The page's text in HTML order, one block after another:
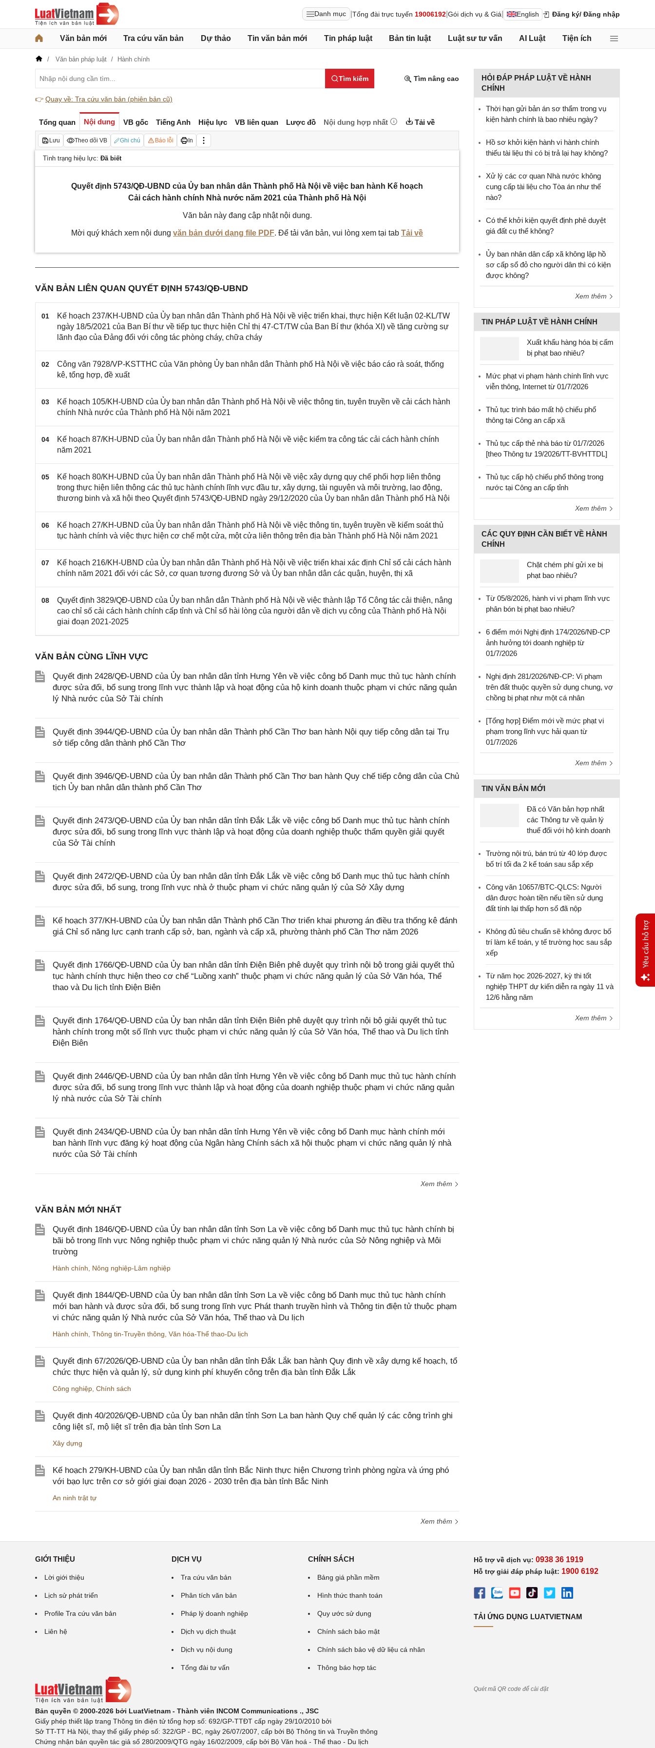
Danh mục Tổng đài trực tuyến 19006192 Gói dịch vụ & Giá English Đăng ký/ Đăng nhập
Văn bản mới Tra cứu văn bản Dự thảo Tin văn bản mới Tin pháp luật Bản tin luật Luật sư tư vấn AI Luật Tiện ích
Văn bản pháp luật Hành chính
Tìm kiếm Tìm nâng cao
👉 Quay về: Tra cứu văn bản (phiên bản cũ)
Tổng quan Nội dung VB gốc Tiếng Anh Hiệu lực VB liên quan Lược đồ Nội dung hợp nhất Tải về
Lưu Theo dõi VB Ghi chú Báo lỗi In
Tình trạng hiệu lực: Đã biết
Quyết định 5743/QĐ-UBND của Ủy ban nhân dân Thành phố Hà Nội về việc ban hành Kế hoạch
Cải cách hành chính Nhà nước năm 2021 của Thành phố Hà Nội
Văn bản này đang cập nhật nội dung.
Mời quý khách xem nội dung văn bản dưới dạng file PDF. Để tải văn bản, vui lòng xem tại tab Tải về
VĂN BẢN LIÊN QUAN QUYẾT ĐỊNH 5743/QĐ-UBND
01
Kế hoạch 237/KH-UBND của Ủy ban nhân dân Thành phố Hà Nội về việc triển khai, thực hiện Kết luận 02-KL/TW
ngày 18/5/2021 của Ban Bí thư về tiếp tục thực hiện Chỉ thị 47-CT/TW của Ban Bí thư (khóa XI) về tăng cường sự
lãnh đạo của Đảng đối với công tác phòng cháy, chữa cháy
02
Công văn 7928/VP-KSTTHC của Văn phòng Ủy ban nhân dân Thành phố Hà Nội về việc báo cáo rà soát, thống
kê, tổng hợp, đề xuất
03
Kế hoạch 105/KH-UBND của Ủy ban nhân dân Thành phố Hà Nội về việc thông tin, tuyên truyền về cải cách hành
chính Nhà nước của Thành phố Hà Nội năm 2021
04
Kế hoạch 87/KH-UBND của Ủy ban nhân dân Thành phố Hà Nội về việc kiểm tra công tác cải cách hành chính
năm 2021
05
Kế hoạch 80/KH-UBND của Ủy ban nhân dân Thành phố Hà Nội về việc xây dựng quy chế phối hợp liên thông
trong thực hiện liên thông các thủ tục hành chính lĩnh vực đầu tư, xây dựng, tài nguyên và môi trường, lao động,
thương binh và xã hội theo Quyết định 5743/QĐ-UBND ngày 29/12/2020 của Ủy ban nhân dân Thành phố Hà Nội
06
Kế hoạch 27/KH-UBND của Ủy ban nhân dân Thành phố Hà Nội về việc thông tin, tuyên truyền về kiểm soát thủ
tục hành chính và việc thực hiện cơ chế một cửa, một cửa liên thông trên địa bàn Thành phố Hà Nội năm 2021
07
Kế hoạch 216/KH-UBND của Ủy ban nhân dân Thành phố Hà Nội về việc triển khai xác định Chỉ số cải cách hành
chính năm 2021 đối với các Sở, cơ quan tương đương Sở và Ủy ban nhân dân các quận, huyện, thị xã
08
Quyết định 3829/QĐ-UBND của Ủy ban nhân dân Thành phố Hà Nội về việc thành lập Tổ Công tác cải thiện, nâng
cao chỉ số cải cách hành chính cấp tỉnh và Chỉ số hài lòng của người dân về dịch vụ công của Thành phố Hà Nội
giai đoạn 2021-2025
VĂN BẢN CÙNG LĨNH VỰC
Quyết định 2428/QĐ-UBND của Ủy ban nhân dân tỉnh Hưng Yên về việc công bố Danh mục thủ tục hành chính
được sửa đổi, bổ sung trong lĩnh vực thành lập và hoạt động của hộ kinh doanh thuộc phạm vi chức năng quản
lý Nhà nước của Sở Tài chính
Quyết định 3944/QĐ-UBND của Ủy ban nhân dân Thành phố Cần Thơ ban hành Nội quy tiếp công dân tại Trụ
sở tiếp công dân thành phố Cần Thơ
Quyết định 3946/QĐ-UBND của Ủy ban nhân dân Thành phố Cần Thơ ban hành Quy chế tiếp công dân của Chủ
tịch Ủy ban nhân dân thành phố Cần Thơ
Quyết định 2473/QĐ-UBND của Ủy ban nhân dân tỉnh Đắk Lắk về việc công bố Danh mục thủ tục hành chính
được sửa đổi, bổ sung trong lĩnh vực thành lập và hoạt động của doanh nghiệp thuộc thẩm quyền giải quyết
của Sở Tài chính
Quyết định 2472/QĐ-UBND của Ủy ban nhân dân tỉnh Đắk Lắk về việc công bố Danh mục thủ tục hành chính
được sửa đổi, bổ sung, trong lĩnh vực nhà ở thuộc phạm vi chức năng quản lý của Sở Xây dựng
Kế hoạch 377/KH-UBND của Ủy ban nhân dân Thành phố Cần Thơ triển khai phương án điều tra thống kê đánh
giá Chỉ số năng lực cạnh tranh cấp sở, ban, ngành và cấp xã, phường thành phố Cần Thơ năm 2026
Quyết định 1766/QĐ-UBND của Ủy ban nhân dân tỉnh Điện Biên phê duyệt quy trình nội bộ trong giải quyết thủ
tục hành chính thực hiện theo cơ chế “Luồng xanh” thuộc phạm vi chức năng quản lý của Sở Văn hóa, Thể
thao và Du lịch tỉnh Điện Biên
Quyết định 1764/QĐ-UBND của Ủy ban nhân dân tỉnh Điện Biên phê duyệt quy trình nội bộ giải quyết thủ tục
hành chính trong một số lĩnh vực thuộc phạm vi chức năng quản lý của Sở Văn hóa, Thể thao và Du lịch tỉnh
Điện Biên
Quyết định 2446/QĐ-UBND của Ủy ban nhân dân tỉnh Hưng Yên về việc công bố Danh mục thủ tục hành chính
được sửa đổi, bổ sung trong lĩnh vực thành lập và hoạt động của doanh nghiệp thuộc phạm vi chức năng quản
lý nhà nước của Sở Tài chính
Quyết định 2434/QĐ-UBND của Ủy ban nhân dân tỉnh Hưng Yên về việc công bố Danh mục hành chính mới
ban hành lĩnh vực đăng ký hoạt động của Ngân hàng Chính sách xã hội thuộc phạm vi chức năng quản lý nhà
nước của Sở Tài chính
Xem thêm
VĂN BẢN MỚI NHẤT
Quyết định 1846/QĐ-UBND của Ủy ban nhân dân tỉnh Sơn La về việc công bố Danh mục thủ tục hành chính bị
bãi bỏ trong lĩnh vực Nông nghiệp thuộc phạm vi chức năng quản lý Nhà nước của Sở Nông nghiệp và Môi
trường
Hành chính Nông nghiệp-Lâm nghiệp
Quyết định 1844/QĐ-UBND của Ủy ban nhân dân tỉnh Sơn La về việc công bố Danh mục thủ tục hành chính
mới ban hành và được sửa đổi, bổ sung trong lĩnh vực Phát thanh truyền hình và Thông tin điện tử thuộc phạm
vi chức năng quản lý Nhà nước của Sở Văn hóa, Thể thao và Du lịch
Hành chính Thông tin-Truyền thông Văn hóa-Thể thao-Du lịch
Quyết định 67/2026/QĐ-UBND của Ủy ban nhân dân tỉnh Đắk Lắk ban hành Quy định về xây dựng kế hoạch, tổ
chức thực hiện và quản lý, sử dụng kinh phí khuyến công trên địa bàn tỉnh Đắk Lắk
Công nghiệp Chính sách
Quyết định 40/2026/QĐ-UBND của Ủy ban nhân dân tỉnh Sơn La ban hành Quy chế quản lý các công trình ghi
công liệt sĩ, mộ liệt sĩ trên địa bàn tỉnh Sơn La
Xây dựng
Kế hoạch 279/KH-UBND của Ủy ban nhân dân tỉnh Bắc Ninh thực hiện Chương trình phòng ngừa và ứng phó
với bạo lực trên cơ sở giới giai đoạn 2026 - 2030 trên địa bàn tỉnh Bắc Ninh
An ninh trật tự
Xem thêm
HỎI ĐÁP PHÁP LUẬT VỀ HÀNH
CHÍNH
Thời hạn gửi bản án sơ thẩm trong vụ
kiện hành chính là bao nhiêu ngày?
Hồ sơ khởi kiện hành vi hành chính
thiếu tài liệu thì có bị trả lại hay không?
Xử lý các cơ quan Nhà nước không
cung cấp tài liệu cho Tòa án như thế
nào?
Có thể khởi kiện quyết định phê duyệt
giá đất cụ thể không?
Ủy ban nhân dân cấp xã không lập hồ
sơ cấp sổ đỏ cho người dân thì có kiện
được không?
Xem thêm
TIN PHÁP LUẬT VỀ HÀNH CHÍNH
Xuất khẩu hàng hóa bị cấm
bị phạt bao nhiêu?
Mức phạt vi phạm hành chính lĩnh vực
viễn thông, Internet từ 01/7/2026
Thủ tục trình báo mất hộ chiếu phổ
thông tại Công an cấp xã
Thủ tục cấp thẻ nhà báo từ 01/7/2026
[theo Thông tư 19/2026/TT-BVHTTDL]
Thủ tục cấp hộ chiếu phổ thông trong
nước tại Công an cấp tỉnh
Xem thêm
CÁC QUY ĐỊNH CẦN BIẾT VỀ HÀNH
CHÍNH
Chặt chém phí gửi xe bị
phạt bao nhiêu?
Từ 05/8/2026, hành vi vi phạm lĩnh vực
phân bón bị phạt bao nhiêu?
6 điểm mới Nghị định 174/2026/NĐ-CP
ảnh hưởng tới doanh nghiệp từ
01/7/2026
Nghị định 281/2026/NĐ-CP: Vi phạm
trên đất thuộc quyền sử dụng chung, vợ
chồng bị phạt như một cá nhân
[Tổng hợp] Điểm mới về mức phạt vi
phạm trong lĩnh vực hải quan từ
01/7/2026
Xem thêm
TIN VĂN BẢN MỚI
Đã có Văn bản hợp nhất
các Thông tư về quản lý
thuế đối với hộ kinh doanh
Trường nội trú, bán trú từ 40 lớp được
bố trí tối đa 2 kế toán sau sắp xếp
Công văn 10657/BTC-QLCS: Người
dân được hoàn tiền nếu tiền sử dụng
đất tính lại thấp hơn số đã nộp
Không đủ tiêu chuẩn sẽ không được bố
trí làm kế toán, y tế trường học sau sắp
xếp
Từ năm học 2026-2027, kỳ thi tốt
nghiệp THPT dự kiến diễn ra ngày 11 và
12/6 hằng năm
Xem thêm
GIỚI THIỆU
Lời giới thiệu
Lịch sử phát triển
Profile Tra cứu văn bản
Liên hệ
DỊCH VỤ
Tra cứu văn bản
Phân tích văn bản
Pháp lý doanh nghiệp
Dịch vụ dịch thuật
Dịch vụ nội dung
Tổng đài tư vấn
CHÍNH SÁCH
Bảng giá phần mềm
Hình thức thanh toán
Quy ước sử dụng
Chính sách bảo mật
Chính sách bảo vệ dữ liệu cá nhân
Thông báo hợp tác
Bản quyền © 2000-2026 bởi LuatVietnam - Thành viên INCOM Communications ., JSC
Giấy phép thiết lập trang Thông tin điện tử tổng hợp số: 692/GP-TTĐT cấp ngày 29/10/2010 bởi
Sở TT-TT Hà Nội, thay thế giấy phép số: 322/GP - BC, ngày 26/07/2007, cấp bởi Bộ Thông tin và Truyền thông
Chứng nhận bản quyền tác giả số 280/2009/QTG ngày 16/02/2009, cấp bởi Bộ Văn hoá - Thể thao - Du lịch
Hỗ trợ về dịch vụ: 0938 36 1919
Hỗ trợ giải đáp pháp luật: 1900 6192
TẢI ỨNG DỤNG LUATVIETNAM
Quét mã QR code để cài đặt